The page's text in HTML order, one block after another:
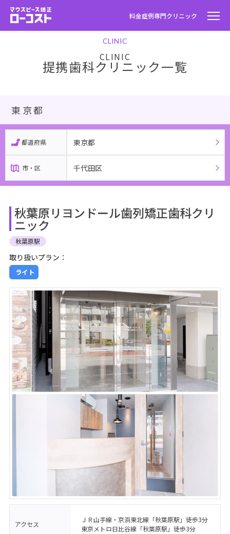
料金症例専門クリニック
CLINIC
提携歯科クリニック一覧
東京都
都道府県 東京都
市・区 千代田区
秋葉原リヨンドール歯列矯正歯科クリ
ニック
秋葉原駅
取り扱いプラン：
ライト
アクセス
ＪＲ山手線・京浜東北線「秋葉原駅」徒歩3分
東京メトロ日比谷線「秋葉原駅」徒歩3分